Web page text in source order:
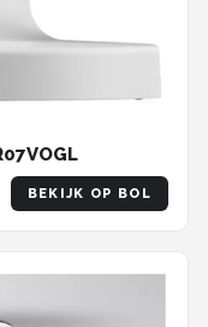
BEKIJK OP BOL